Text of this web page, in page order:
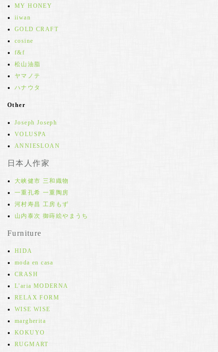
MY HONEY
iiwan
GOLD CRAFT
cosine
f&f
松山油脂
ヤマノテ
ハナウタ
Other
Joseph Joseph
VOLUSPA
ANNIESLOAN
日本人作家
大峡健市 三和織物
一重孔希 一重陶房
河村寿昌 工房もず
山内泰次 御蒔絵やまうち
Furniture
HIDA
moda en casa
CRASH
L'aria MODERNA
RELAX FORM
WISE WISE
margherita
KOKUYO
RUGMART